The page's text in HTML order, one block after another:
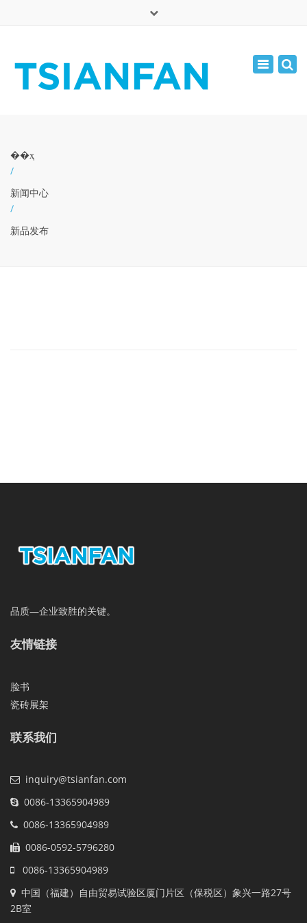
周一 - 周六: 7:00 - 17:00
Toggle
��ҳ
/
新闻中心
/
新品发布
品质—企业致胜的关键。
友情链接
脸书
瓷砖展架
联系我们
inquiry@tsianfan.com
0086-13365904989
0086-13365904989
0086-0592-5796280
0086-13365904989
中国（福建）自由贸易试验区厦门片区（保税区）象兴一路27号
2B室